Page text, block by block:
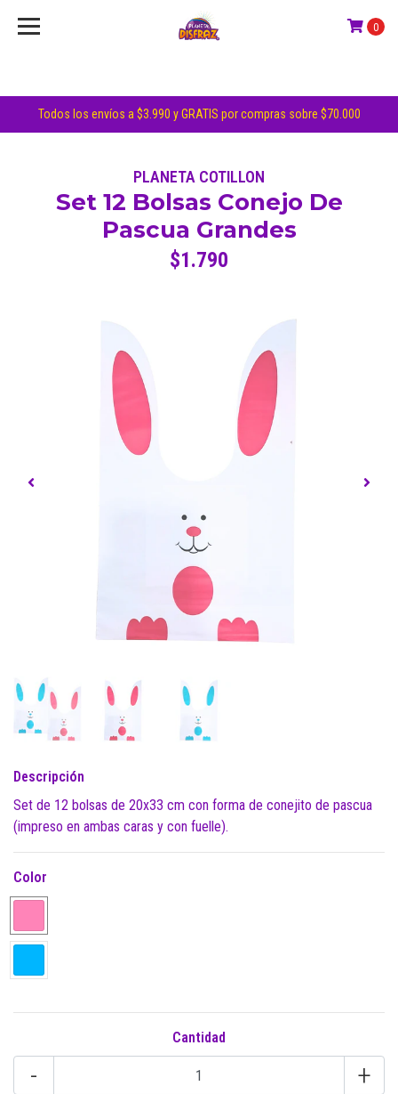
Todos los envíos a $3.990 y GRATIS por compras sobre $70.000
0
PLANETA COTILLON
Set 12 Bolsas Conejo De
Pascua Grandes
$1.790
Descripción
Set de 12 bolsas de 20x33 cm con forma de conejito de pascua
(impreso en ambas caras y con fuelle).
Color
Cantidad
- +